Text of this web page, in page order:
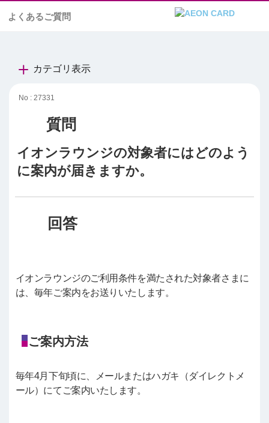
よくあるご質問
カテゴリ表示
No : 27331
イオンラウンジの対象者にはどのよう
に案内が届きますか。
イオンラウンジのご利用条件を満たされた対象者さまに
は、毎年ご案内をお送りいたします。
ご案内方法
毎年4月下旬頃に、メールまたはハガキ（ダイレクトメ
ール）にてご案内いたします。